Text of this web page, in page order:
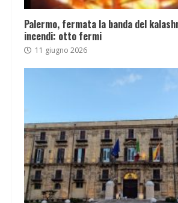
Palermo, fermata la banda del
incendi: otto fermi
11 giugno 2026